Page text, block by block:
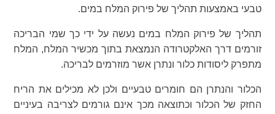
טבעי באמצעות תהליך של פירוק המלח במים.
תהליך של פירוק המלח במים נעשה על ידי כך שמי הבריכה
זורמים דרך האלקטרודה הנמצאת בתוך מכשיר המלח, המלח
מתפרק ליסודות כלור ונתרן אשר מוזרמים לבריכה.
הכלור והנתרן הם חומרים טבעיים ולכן לא מכילים את הריח
החזק של הכלור וכתוצאה מכך אינם גורמים לצריבה בעיניים